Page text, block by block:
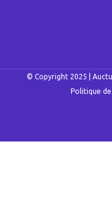
© Copyright 2025 |
Politique